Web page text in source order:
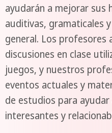
ayudarán a mejorar sus
auditivas, gramaticales
general. Los profesores
discusiones en clase
juegos, y nuestros
eventos actuales y
de estudios para ayudar
interesantes y